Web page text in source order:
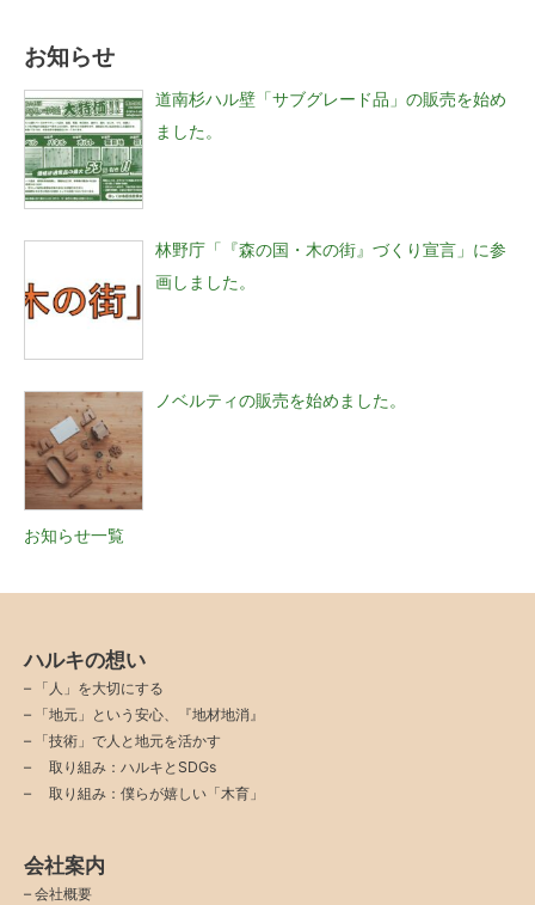
お知らせ
道南杉ハル壁「サブグレード品」の販売を始め
ました。
林野庁「『森の国・木の街』づくり宣言」に参
画しました。
ノベルティの販売を始めました。
お知らせ一覧
ハルキの想い
–
「人」を大切にする
–
「地元」という安心、『地材地消』
–
「技術」で人と地元を活かす
–
取り組み：ハルキとSDGs
–
取り組み：僕らが嬉しい「木育」
会社案内
– 会社概要